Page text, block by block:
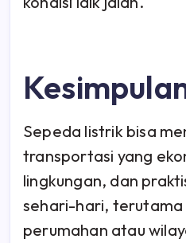
Sepeda listrik bisa
transportasi yang
lingkungan, dan
sehari-hari, terutama
perumahan atau